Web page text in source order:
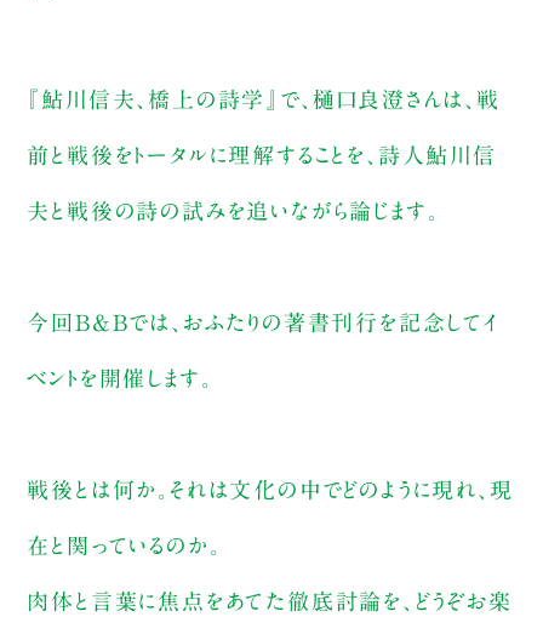
『鮎川信夫、橋上の詩学』で、樋口良澄さんは、戦
前と戦後をトータルに理解することを、詩人鮎川信
夫と戦後の詩の試みを追いながら論じます。
今回B&Bでは、おふたりの著書刊行を記念してイ
ベントを開催します。
戦後とは何か。それは文化の中でどのように現れ、現
在と関っているのか。
肉体と言葉に焦点をあてた徹底討論を、どうぞお楽